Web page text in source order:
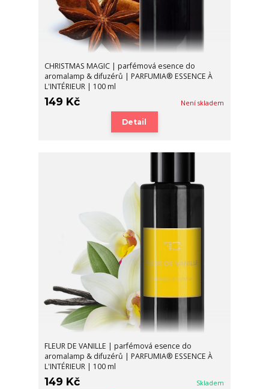
CHRISTMAS MAGIC | parfémová esence do
aromalamp & difuzérů | PARFUMIA® ESSENCE À
L'INTÉRIEUR | 100 ml
149 Kč Není skladem
Detail
FLEUR DE VANILLE | parfémová esence do
aromalamp & difuzérů | PARFUMIA® ESSENCE À
L'INTÉRIEUR | 100 ml
149 Kč Skladem